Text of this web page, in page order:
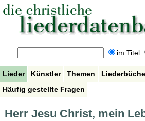
im Titel
Lieder Künstler Themen
Häufig gestellte Fragen
Herr Jesu Christ, mein